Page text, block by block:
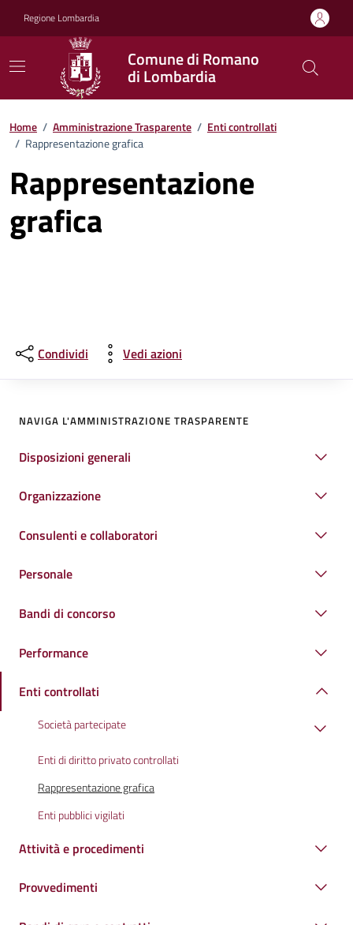
Regione Lombardia
Comune di Romano
di Lombardia
Home / Amministrazione Trasparente / Enti controllati
/ Rappresentazione grafica
Rappresentazione
grafica
Condividi Vedi azioni
NAVIGA L'AMMINISTRAZIONE TRASPARENTE
Disposizioni generali
Organizzazione
Consulenti e collaboratori
Personale
Bandi di concorso
Performance
Enti controllati
Società partecipate
Enti di diritto privato controllati
Rappresentazione grafica
Enti pubblici vigilati
Attività e procedimenti
Provvedimenti